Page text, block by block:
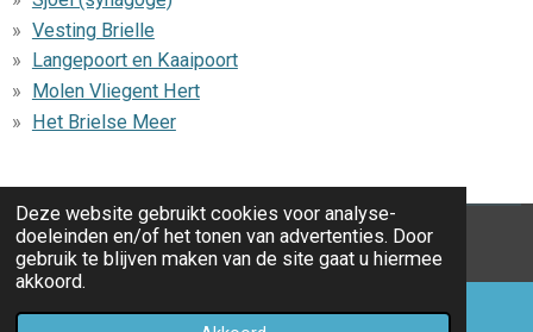
Deze website gebruikt cookies voor analyse-
doeleinden en/of het tonen van advertenties. Door
gebruik te blijven maken van de site gaat u hiermee
akkoord.
Vesting Brielle
Langepoort en Kaaipoort
Molen Vliegent Hert
Het Brielse Meer
© 2016 - 2026 Bedandbreakfastrockanjeaanzee.nl